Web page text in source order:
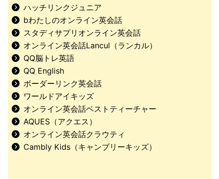
ハッチリンクジュニア
bわたしのオンライン英会話
スタディサプリオンライン英会話
オンライン英会話Lancul（ランカル）
QQ脳トレ英語
QQ English
ボーダーリンク英会話
ワールドアイキッズ
オンライン英会話ベストティーチャー
AQUES（アクエス）
オンライン英会話クラウティ
Cambly Kids（キャンブリーキッズ）